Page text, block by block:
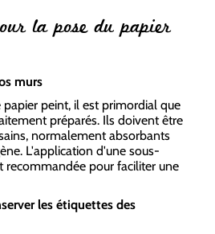
la pose du papier
murs
peint, il est primordial que
préparés. Ils doivent être
normalement absorbants
L'application d'une sous-
recommandée pour faciliter une
les étiquettes des